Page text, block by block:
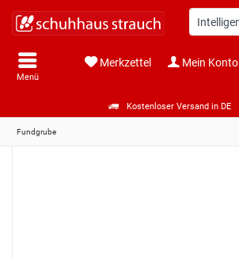
Kostenloser Versand in DE
Menü
Merkzettel Mein Konto
Fundgrube